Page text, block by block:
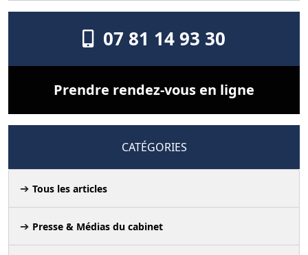
07 81 14 93 30
Prendre rendez-vous en ligne
CATÉGORIES
Tous les articles
Presse & Médias du cabinet